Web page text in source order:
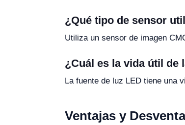
¿Qué tipo de sensor
Utiliza un sensor de imagen
¿Cuál es la vida útil de
La fuente de luz LED tiene una
Ventajas y